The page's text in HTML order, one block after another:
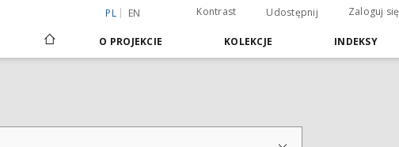
PL EN Kontrast Udostępnij Zaloguj się
O PROJEKCIE KOLEKCJE INDEKSY